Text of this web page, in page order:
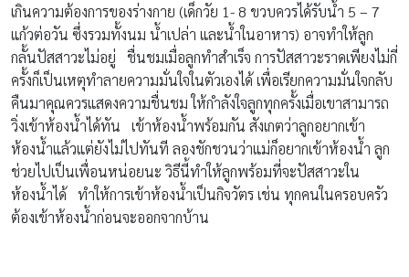
เกินความต้องการของร่างกาย (เด็กวัย 1- 8 ขวบควรได้รับน้ำ 5 – 7
แก้วต่อวัน ซึ่งรวมทั้งนม น้ำเปล่า และน้ำในอาหาร) อาจทำให้ลูก
กลั้นปัสสาวะไม่อยู่ ชื่นชมเมื่อลูกทำสำเร็จ การปัสสาวะราดเพียงไม่กี่
ครั้งก็เป็นเหตุทำลายความมั่นใจในตัวเองได้ เพื่อเรียกความมั่นใจกลับ
คืนมาคุณควรแสดงความชื่นชม ให้กำลังใจลูกทุกครั้งเมื่อเขาสามารถ
วิ่งเข้าห้องน้ำได้ทัน เข้าห้องน้ำพร้อมกัน สังเกตว่าลูกอยากเข้า
ห้องน้ำแล้วแต่ยังไม่ไปทันที ลองชักชวนว่าแม่ก็อยากเข้าห้องน้ำ ลูก
ช่วยไปเป็นเพื่อนหน่อยนะ วิธีนี้ทำให้ลูกพร้อมที่จะปัสสาวะใน
ห้องน้ำได้ ทำให้การเข้าห้องน้ำเป็นกิจวัตร เช่น ทุกคนในครอบครัว
ต้องเข้าห้องน้ำก่อนจะออกจากบ้าน